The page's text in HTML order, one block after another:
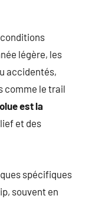
légère, les
accidentés,
comme le trail
est la
et des
spécifiques
souvent en